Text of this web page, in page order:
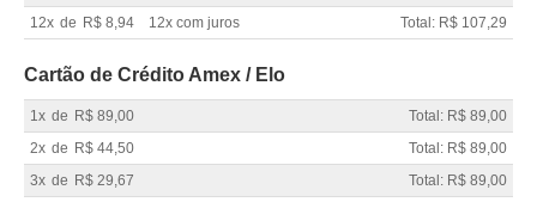
12x de R$ 8,94 12x com juros Total: R$ 107,29
Cartão de Crédito Amex / Elo
1x de R$ 89,00
Total: R$ 89,00
2x de R$ 44,50
Total: R$ 89,00
3x de R$ 29,67
Total: R$ 89,00